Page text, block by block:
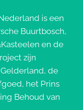
is een
Buurtbosch,
en de
zijn
de
het Prins
Behoud van